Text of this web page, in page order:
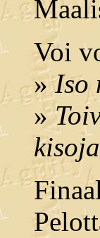
Voi
»Iso
»